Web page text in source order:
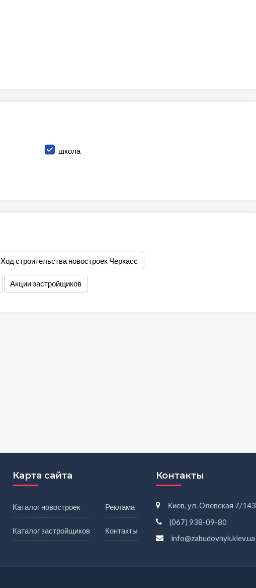
школа
Ход строительства новостроек Черкасс
Акции застройщиков
Карта сайта
Каталог новостроек
Каталог застройщиков
Реклама
Контакты
Контакты
Киев, ул. Олевская 7/143
(067) 938-09-80
info@zabudovnyk.kiev.ua